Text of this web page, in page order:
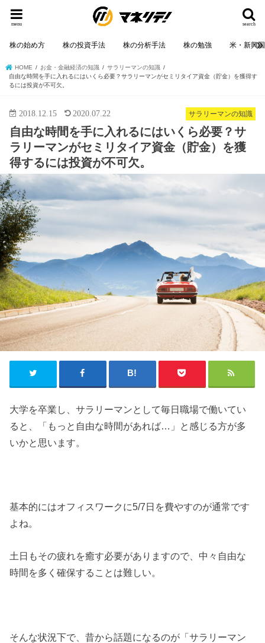
search
menu
株の始め方 株の投資手法 株の分析手法 株の勉強 米・新興
HOME お金・金融経済の知識
サラリーマンの知識
自由な時間を手に入れるにはいくら必要？サラリーマンがセミリタイア資金（貯金）を獲得す
るには投資が不可欠。
サラリーマンの知識
2018.12.15 2020.07.22
自由な時間を手に入れるにはいくら必要？サ
ラリーマンがセミリタイア資金（貯金）を獲
得するには投資が不可欠。
大学を卒業し、サラリーマンとして毎日職場で働いてい
ると、「もっと自由な時間があれば…」と感じる方が多
いかと思います。
基本的にはオフィスワークに5/7日を費やすのが通常です
よね。
土日もその疲れを癒す必要がありますので、中々自由な
時間を多く確保することは難しい。
そんな状況下で、昔から話題になるのが「サラリーマン